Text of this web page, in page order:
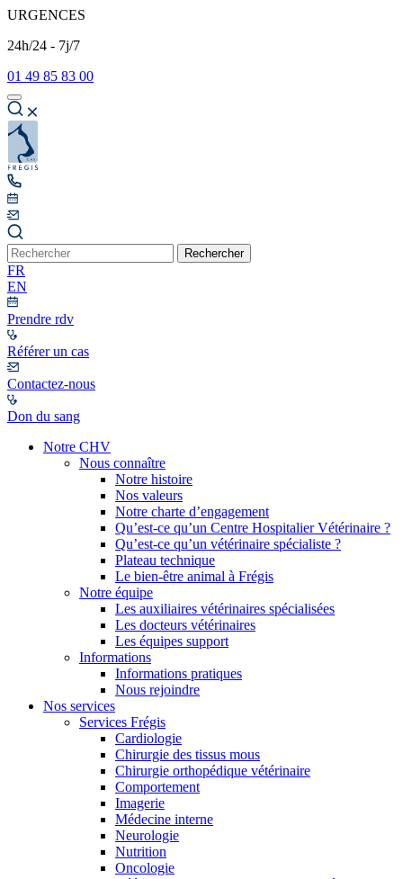
URGENCES
24h/24 - 7j/7
01 49 85 83 00
Rechercher
FR
EN
Prendre rdv
Référer un cas
Contactez-nous
Don du sang
Notre CHV
Nous connaître
Notre histoire
Nos valeurs
Notre charte d’engagement
Qu’est-ce qu’un Centre Hospitalier Vétérinaire ?
Qu’est-ce qu’un vétérinaire spécialiste ?
Plateau technique
Le bien-être animal à Frégis
Notre équipe
Les auxiliaires vétérinaires spécialisées
Les docteurs vétérinaires
Les équipes support
Informations
Informations pratiques
Nous rejoindre
Nos services
Services Frégis
Cardiologie
Chirurgie des tissus mous
Chirurgie orthopédique vétérinaire
Comportement
Imagerie
Médecine interne
Neurologie
Nutrition
Oncologie